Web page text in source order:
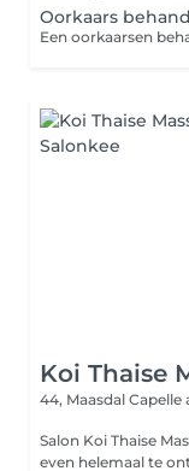
Oorkaars
Koi Thaise
44, Maasdal Capelle
Salon Koi Thaise
even helemaal te